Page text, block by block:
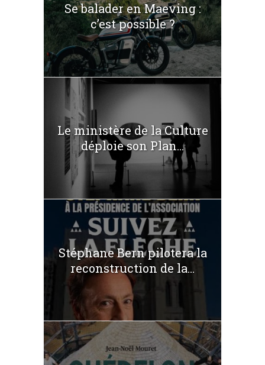
Se balader en Maeving :
c’est possible ?
Le ministère de la Culture
déploie son Plan...
Stéphane Bern pilotera la
reconstruction de la...